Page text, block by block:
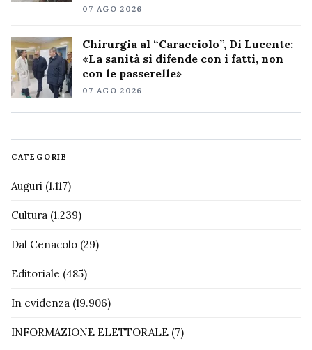
07 AGO 2026
Chirurgia al “Caracciolo”, Di Lucente:
«La sanità si difende con i fatti, non
con le passerelle»
07 AGO 2026
CATEGORIE
Auguri (1.117)
Cultura (1.239)
Dal Cenacolo (29)
Editoriale (485)
In evidenza (19.906)
INFORMAZIONE ELETTORALE (7)